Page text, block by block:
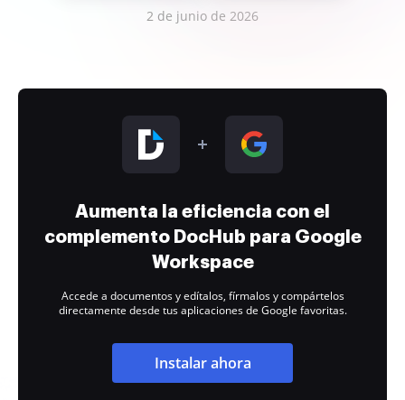
2 de junio de 2026
Aumenta la eficiencia con el
complemento DocHub para Google
Workspace
Accede a documentos y edítalos, fírmalos y compártelos
directamente desde tus aplicaciones de Google favoritas.
Instalar ahora